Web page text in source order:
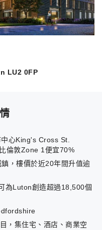
LU2 0FP
心King's Cross St.
倫敦Zone 1便宜70%
，樓價於近20年間升值逾
為Luton創造超過18,500個
，集住宅、酒店、商業空